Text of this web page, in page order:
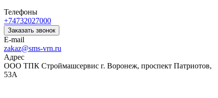
Телефоны
+74732027000
Заказать звонок
E-mail
zakaz@sms-vrn.ru
Адрес
ООО ТПК Строймашсервис г. Воронеж, проспект Патриотов,
53А